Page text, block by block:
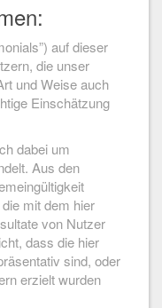
auf dieser
die unser
und Weise auch
Einschätzung
dabei um
Aus den
mit dem hier
von Nutzer
dass die hier
sind, oder
erzielt wurden